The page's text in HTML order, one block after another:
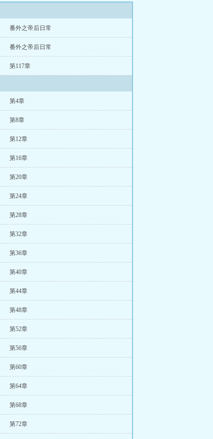
番外之帝后日常
番外之帝后日常
第117章
第4章
第8章
第12章
第16章
第20章
第24章
第28章
第32章
第36章
第40章
第44章
第48章
第52章
第56章
第60章
第64章
第68章
第72章